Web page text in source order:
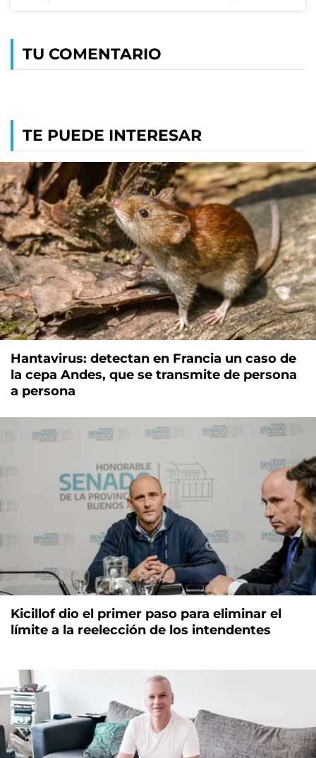
TU COMENTARIO
TE PUEDE INTERESAR
Hantavirus: detectan en Francia un caso de
la cepa Andes, que se transmite de persona
a persona
Kicillof dio el primer paso para eliminar el
límite a la reelección de los intendentes